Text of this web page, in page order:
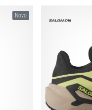
Novo